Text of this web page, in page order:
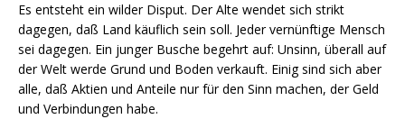
Es entsteht ein wilder Disput. Der Alte wendet sich strikt
dagegen, daß Land käuflich sein soll. Jeder vernünftige Mensch
sei dagegen. Ein junger Busche begehrt auf: Unsinn, überall auf
der Welt werde Grund und Boden verkauft. Einig sind sich aber
alle, daß Aktien und Anteile nur für den Sinn machen, der Geld
und Verbindungen habe.